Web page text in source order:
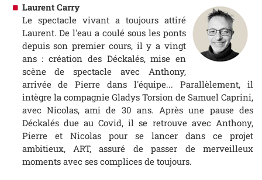
Laurent Carry
Le spectacle vivant a toujours attiré
Laurent. De l'eau a coulé sous les ponts
depuis son premier cours, il y a vingt
ans : création des Déckalés, mise en
scène de spectacle avec Anthony,
arrivée de Pierre dans l'équipe... Parallèlement, il
intègre la compagnie Gladys Torsion de Samuel Caprini,
avec Nicolas, ami de 30 ans. Après une pause des
Déckalés due au Covid, il se retrouve avec Anthony,
Pierre et Nicolas pour se lancer dans ce projet
ambitieux, ART, assuré de passer de merveilleux
moments avec ses complices de toujours.